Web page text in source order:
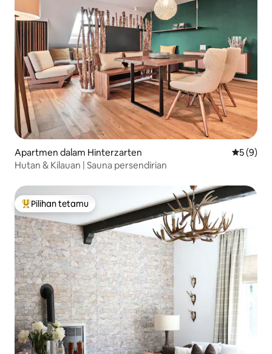
Apartmen dalam Hinterzarten
5 (9)
Hutan & Kilauan | Sauna persendirian
Pilihan utama tetamu
Pilihan tetamu